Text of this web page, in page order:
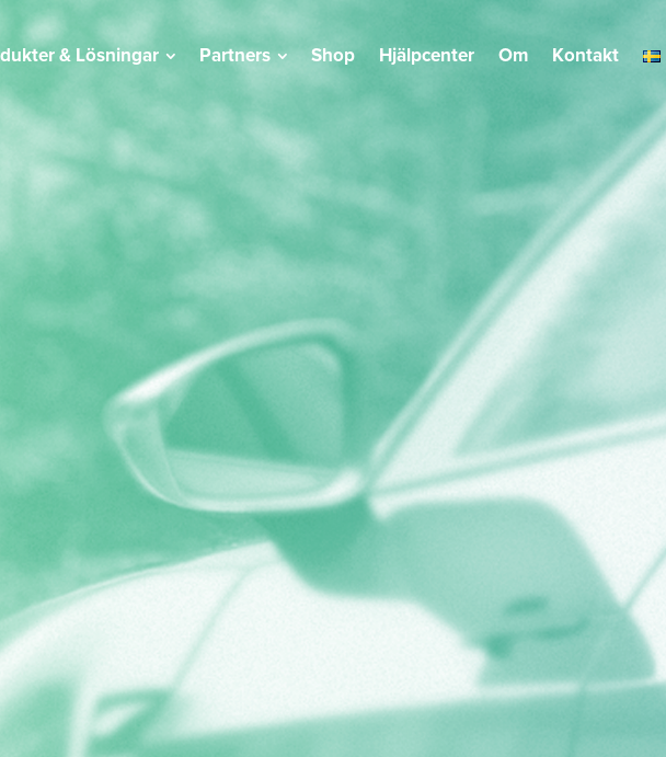
& Lösningar Partners Shop Hjälpcenter Om Kontakt